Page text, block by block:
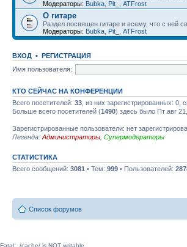
Модераторы: Bubka Pit_ ATFrost
О гитаре
Раздел посвящен гитаре и всему, что с ней
Модераторы: Bubka Pit_ ATFrost
ВХОД • РЕГИСТРАЦИЯ
Имя пользователя:
КТО СЕЙЧАС НА КОНФЕРЕНЦИИ
Всего посетителей: 33 , из них зарегистрированных:
Больше всего посетителей (1490) здесь было Пт авг
Зарегистрированные пользователи: нет
Легенда: Администраторы Супермодераторы
СТАТИСТИКА
Всего сообщений: 3081 • Тем: 999 • Пользователей:
Список форумов
Fatal: ./cache/ is NOT writable.